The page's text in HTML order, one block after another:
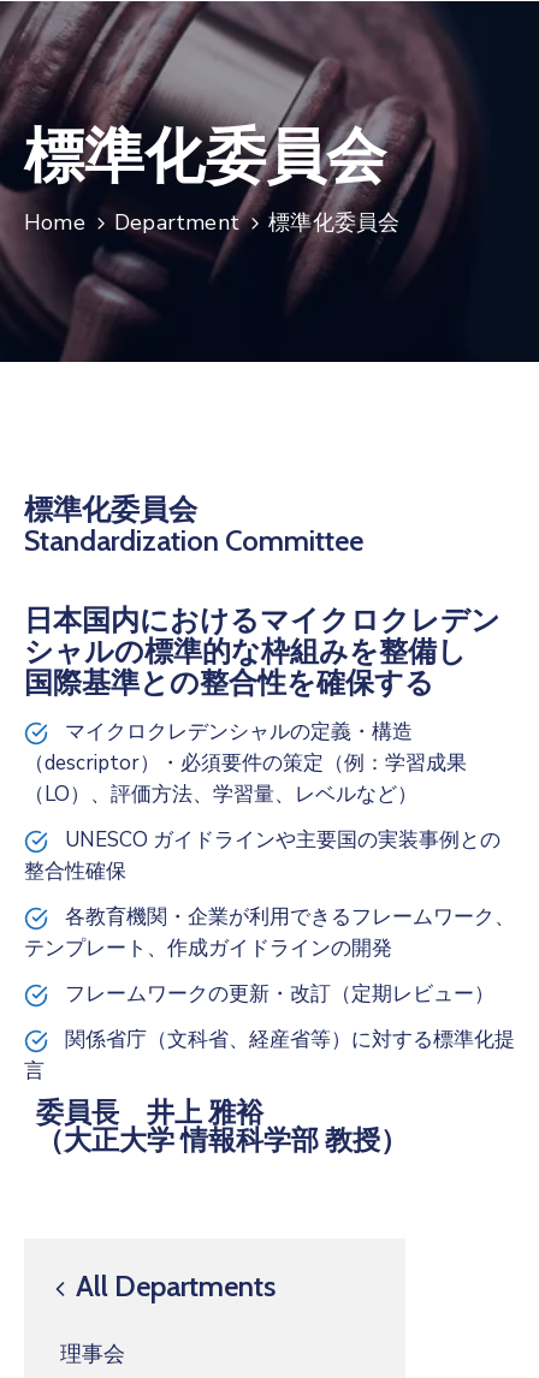
標準化委員会
Home Department 標準化委員会
All Departments
理事会
標準化委員会
Standardization Committee
日本国内におけるマイクロクレデン
シャルの標準的な枠組みを整備し
国際基準との整合性を確保する
マイクロクレデンシャルの定義・構造
（descriptor）・必須要件の策定（例：学習成果
（LO）、評価方法、学習量、レベルなど）
UNESCO ガイドラインや主要国の実装事例との
整合性確保
各教育機関・企業が利用できるフレームワーク、
テンプレート、作成ガイドラインの開発
フレームワークの更新・改訂（定期レビュー）
関係省庁（文科省、経産省等）に対する標準化提
言
委員長 井上 雅裕
（大正大学 情報科学部 教授）